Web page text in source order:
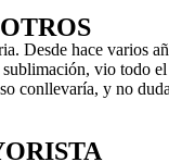
Desde hace varios
vio todo el
conllevaría, y no